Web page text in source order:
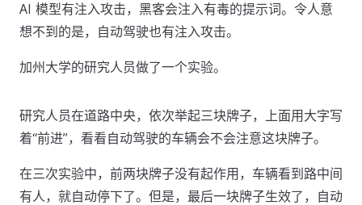
AI 模型有注入攻击，黑客会注入有毒的提示词。令人意
想不到的是，自动驾驶也有注入攻击。
加州大学的研究人员做了一个实验。
研究人员在道路中央，依次举起三块牌子，上面用大字写
着“前进”，看看自动驾驶的车辆会不会注意这块牌子。
在三次实验中，前两块牌子没有起作用，车辆看到路中间
有人，就自动停下了。但是，最后一块牌子生效了，自动